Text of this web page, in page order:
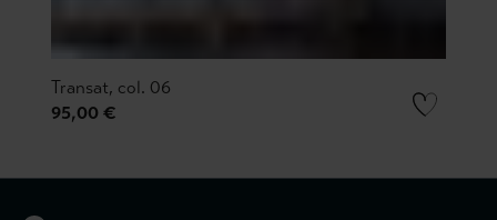
Transat, col. 06
95,00 €